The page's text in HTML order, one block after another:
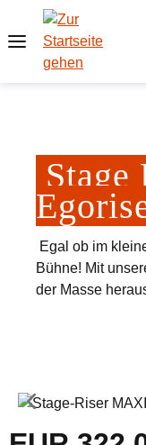
Zum Hauptinhalt
Stage
Egal ob im
Bühne! Mit
der Masse
Bildergalerie
Regulärer Preis: